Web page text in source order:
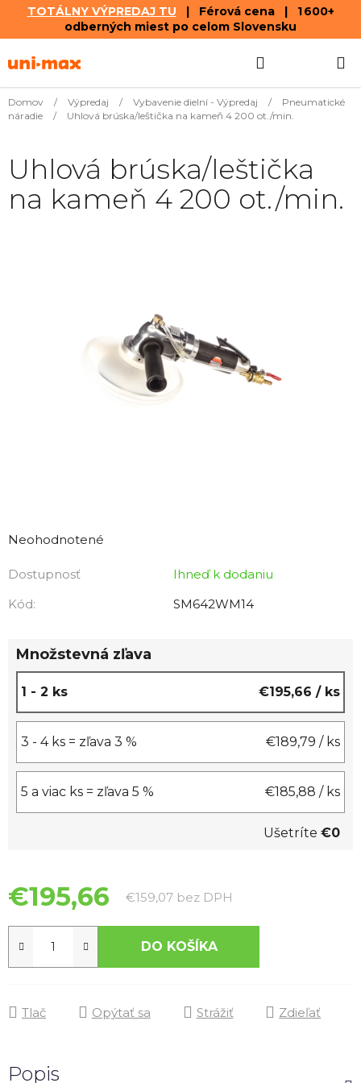
TOTÁLNY VÝPREDAJ TU | Férová cena | 1 600+
odberných miest po celom Slovensku
na
KOŠÍK
Domov / Výpredaj / Vybavenie dielní - Výpredaj /
Pneumatické
náradie
/ Uhlová brúska/leštička na kameň 4 200 ot./min.
hodnotenie
je
0,0
hviezdičiek.
Neohodnotené
Dostupnosť
Ihneď k dodaniu
Kód:
SM642WM14
Množstevná zľava
1 - 2 ks €195,66 / ks
3 - 4 ks = zľava 3 % €189,79 / ks
5 a viac ks = zľava 5 % €185,88 / ks
Ušetríte €0
€195,66 €159,07 bez DPH
DO KOŠÍKA
Tlač Opýtať sa Strážiť Zdieľať
Uhlová brúska/leštička
na kameň 4 200 ot./min.
Popis